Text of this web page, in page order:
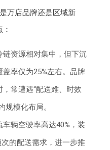
万店品牌还是区域新
链资源相对集中，但下沉
率仅为25%左右。品牌
常遭遇“配送难、时效
规模化布局。
车辆空驶率高达40%，装
的配送需求，进一步推